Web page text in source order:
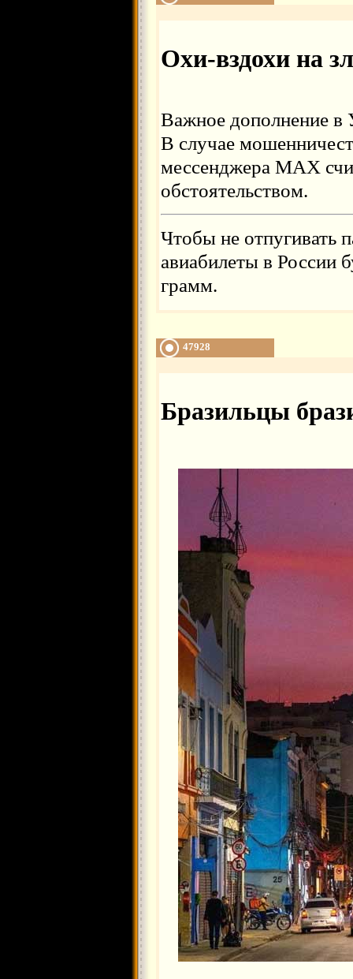
Охи-вздохи на
Важное дополнение
В случае
мессенджера МАХ
обстоятельством.
Чтобы не отпугивать
авиабилеты в России
грамм.
47928
Бразильцы